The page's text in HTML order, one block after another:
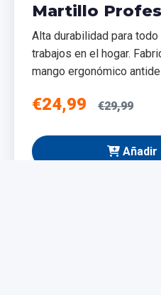
Martillo
Alta durabilidad para
trabajos en el hogar.
mango ergonómico
€24,99 €29,99
Añadir